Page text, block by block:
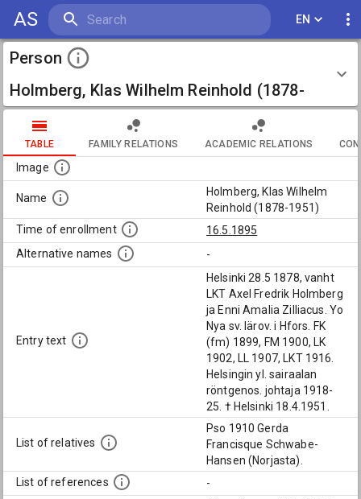
AS EN
Person
Holmberg, Klas Wilhelm Reinhold (1878-
1951)
TABLE FAMILY RELATIONS ACADEMIC RELATIONS
Image
Name
Holmberg, Klas Wilhelm
Reinhold (1878-1951)
Time of enrollment
16.5.1895
Alternative names
-
Entry text
Helsinki 28.5 1878, vanht
LKT Axel Fredrik Holmberg
ja Enni Amalia Zilliacus. Yo
Nya sv. lärov. i Hfors. FK
(fm) 1899, FM 1900, LK
1902, LL 1907, LKT 1916.
Helsingin yl. sairaalan
röntgenos. johtaja 1918-
25. † Helsinki 18.4.1951.
List of relatives
Pso 1910 Gerda
Francisque Schwabe-
Hansen (Norjasta).
List of references
-